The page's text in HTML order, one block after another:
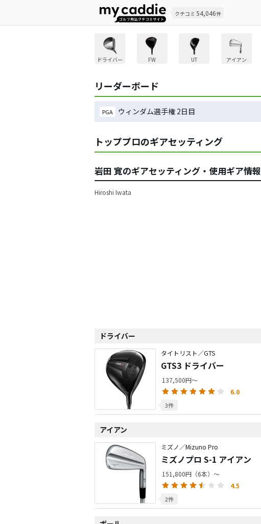
クチコミ 54,046件
ドライバー FW UT アイアン
リーダーボード
PGA ウィンダム選手権 2日目
トッププロのギアセッティング
岩田 寛のギアセッティング・使用ギア情報
Hiroshi Iwata
ドライバー
タイトリスト／GTS
GTS3 ドライバー
137,500円～
6.0
3件
アイアン
ミズノ／Mizuno Pro
ミズノプロ S-1 アイアン
151,800円（6本）～
4.5
2件